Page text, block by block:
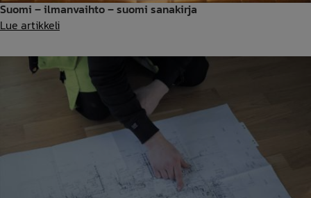
Suomi – ilmanvaihto – suomi sanakirja
Lue artikkeliSuomi
ilmanvaihto
–
suomi
sanakirja